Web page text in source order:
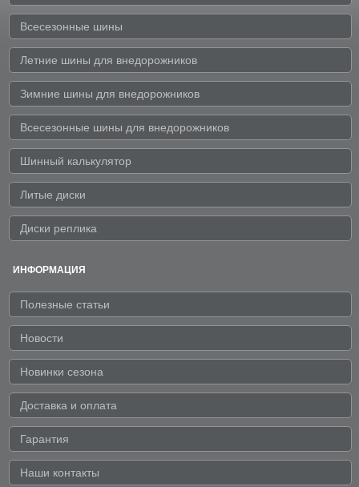
Всесезонные шины
Летние шины для внедорожников
Зимние шины для внедорожников
Всесезонные шины для внедорожников
Шинный калькулятор
Литые диски
Диски реплика
ИНФОРМАЦИЯ
Полезные статьи
Новости
Новинки сезона
Доставка и оплата
Гарантия
Наши контакты